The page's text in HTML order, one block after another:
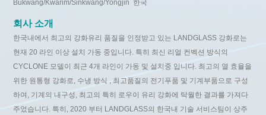
Bukwang/Kwarim/Sinkwang/Yongjin 한국
회사 소개
한국내에서 최고의 강화유리 품질을 인정받고 있는 LANDGLASS 강화로는
현재 20 라인 이상 설치 가동 중입니다. 특히 최신 리얼 컨벡션 방식의
CYCLONE 모델이 최근 4개 라인이 가동 및 설치중 입니다. 최고의 열 효율을
위한 원통형 강화로, 수냉 방식 , 최고품질의 전기푸품 및 기계부품으로 구성
하여, 기계의 내구성, 최고의 특히 로우이 유리 강화에 탁월한 결과를 가져다
주었습니다. 특히, 2020 부터 LANDGLASS의 한국내 기술 서비스팀이 상주